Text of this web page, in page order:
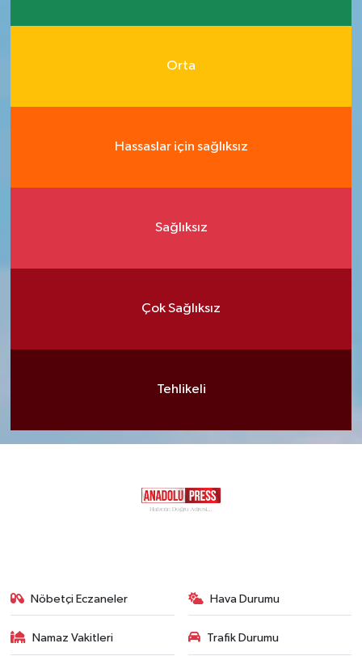
Orta
Hassaslar için sağlıksız
Sağlıksız
Çok Sağlıksız
Tehlikeli
Nöbetçi Eczaneler Hava Durumu
Namaz Vakitleri Trafik Durumu